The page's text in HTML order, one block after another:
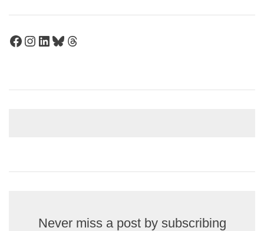
Facebook
Instagram
LinkedIn
Bluesky
Threads
Never miss a post by subscribing